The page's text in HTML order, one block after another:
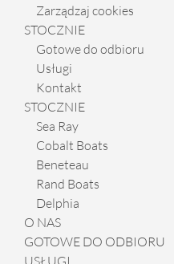
Zarządzaj cookies
STOCZNIE
Gotowe do odbioru
Usługi
Kontakt
STOCZNIE
Sea Ray
Cobalt Boats
Beneteau
Rand Boats
Delphia
O NAS
GOTOWE DO ODBIORU
USŁUGI